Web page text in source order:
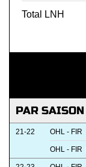
Total LNH
PAR SAISON
21-22 OHL - FIR
OHL - FIR